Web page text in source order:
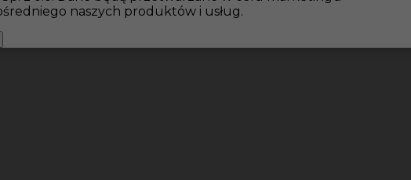
naszych produktów i usług.